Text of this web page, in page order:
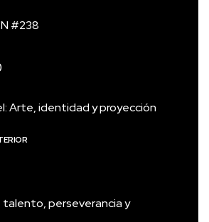
#238
Arte, identidad y proyección
talento, perseverancia y